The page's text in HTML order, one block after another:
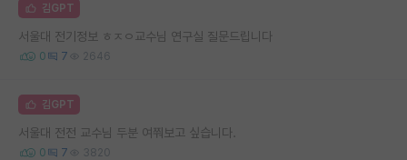
김GPT
서울대 전기정보 ㅎㅈㅇ교수님 연구실 질문드립니다
0 7 2646
김GPT
서울대 전전 교수님 두분 여쭤보고 싶습니다.
0 7 3820